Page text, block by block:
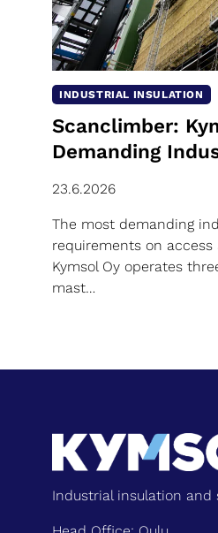
INDUSTRIAL INSULATION
Scanclimber:
Demanding
23.6.2026
The most demanding
requirements on
Kymsol Oy operates
mast…
Industrial insulation and